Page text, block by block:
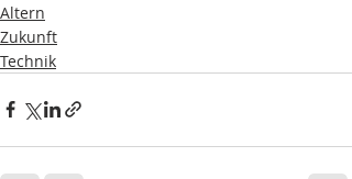
Altern
Zukunft
Technik